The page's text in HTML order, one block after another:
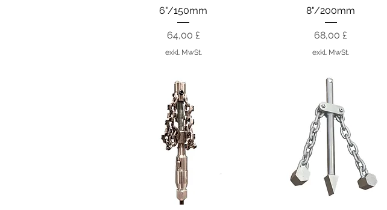
6"/150mm
Preis
64,00 £
exkl. MwSt.
8"/200mm
Preis
68,00 £
exkl. MwSt.